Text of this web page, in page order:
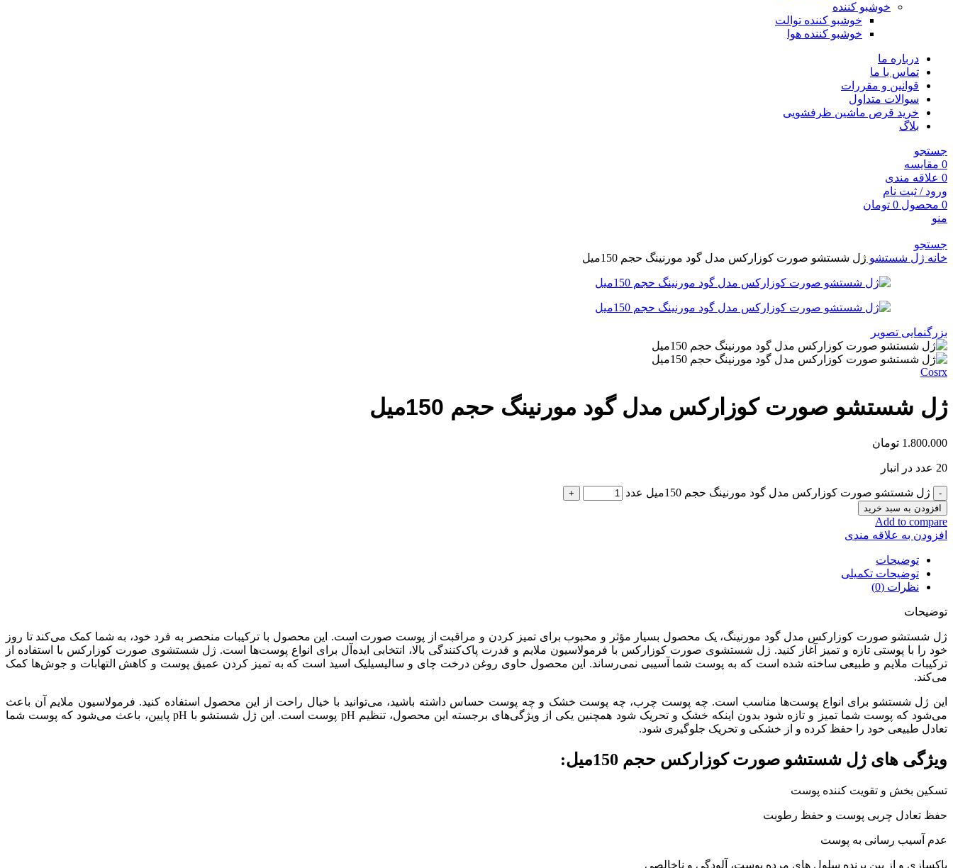
خوشبو کننده
خوشبو کننده توالت
خوشبو کننده هوا
درباره ما
تماس با ما
قوانین و مقررات
سوالات متداول
خرید قرص ماشین ظرفشویی
بلاگ
جستجو
0 مقایسه
0 علاقه مندی
ورود / ثبت نام
0 محصول 0 تومان
منو
جستجو
خانه ژل شستشو ژل شستشو صورت کوزارکس مدل گود مورنینگ حجم 150میل
بزرگنمایی تصویر
Cosrx
ژل شستشو صورت کوزارکس مدل گود مورنینگ حجم 150میل
1.800.000 تومان
20 عدد در انبار
ژل شستشو صورت کوزارکس مدل گود مورنینگ حجم 150میل عدد
افزودن به سبد خرید
Add to compare
افزودن به علاقه مندی
توضیحات
توضیحات تکمیلی
نظرات (0)
توضیحات
ژل شستشو صورت کوزارکس مدل گود مورنینگ، یک محصول بسیار مؤثر و محبوب برای تمیز کردن و مراقبت از پوست صورت است. این محصول با ترکیبات منحصر به فرد خود، به شما کمک می‌کند تا روز
خود را با پوستی تازه و تمیز آغاز کنید. ژل شستشوی صورت کوزارکس با فرمولاسیون ملایم و قدرت پاک‌کنندگی بالا، انتخابی ایده‌آل برای انواع پوست‌ها است. ژل شستشوی صورت کوزارکس با استفاده از
ترکیبات ملایم و طبیعی ساخته شده است که به پوست شما آسیبی نمی‌رساند. این محصول حاوی روغن درخت چای و سالیسیلیک اسید است که به تمیز کردن عمیق پوست و کاهش التهابات و جوش‌ها کمک
می‌کند.
این ژل شستشو برای انواع پوست‌ها مناسب است. چه پوست چرب، چه پوست خشک و چه پوست حساس داشته باشید، می‌توانید با خیال راحت از این محصول استفاده کنید. فرمولاسیون ملایم آن باعث
می‌شود که پوست شما تمیز و تازه شود بدون اینکه خشک و تحریک شود همچنین یکی از ویژگی‌های برجسته این محصول، تنظیم pH پوست است. این ژل شستشو با pH پایین، باعث می‌شود که پوست شما
تعادل طبیعی خود را حفظ کرده و از خشکی و تحریک جلوگیری شود.
ویژگی های ژل شستشو صورت کوزارکس حجم 150میل:
تسکین بخش و تقویت کننده پوست
حفظ تعادل چربی پوست و حفظ رطوبت
عدم آسیب رسانی به پوست
پاکسازی و از بین برنده سلول های مرده پوست، آلودگی و ناخالصی